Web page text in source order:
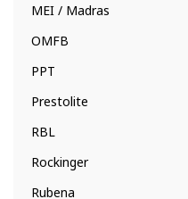
MEI / Madras
OMFB
PPT
Prestolite
RBL
Rockinger
Rubena